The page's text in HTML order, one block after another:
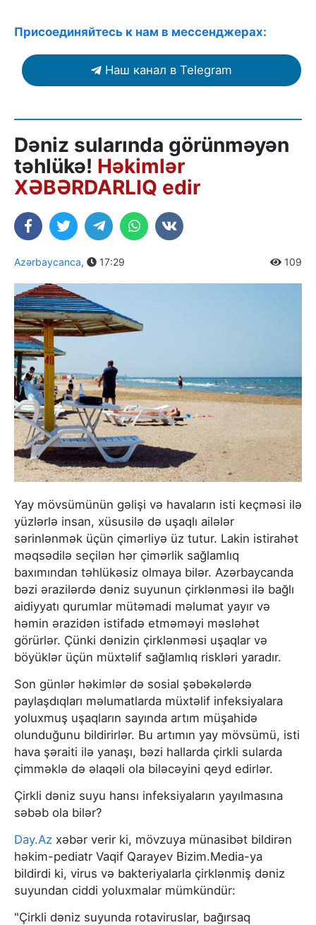
Присоединяйтесь к нам в мессенджерах:
Наш канал в Telegram
Dəniz sularında görünməyən
təhlükə! Həkimlər
XƏBƏRDARLIQ edir
Azərbaycanca, 17:29 109
Yay mövsümünün gəlişi və havaların isti keçməsi ilə
yüzlərlə insan, xüsusilə də uşaqlı ailələr
sərinlənmək üçün çimərliyə üz tutur. Lakin istirahət
məqsədilə seçilən hər çimərlik sağlamlıq
baxımından təhlükəsiz olmaya bilər. Azərbaycanda
bəzi ərazilərdə dəniz suyunun çirklənməsi ilə bağlı
aidiyyatı qurumlar mütəmadi məlumat yayır və
həmin ərazidən istifadə etməməyi məsləhət
görürlər. Çünki dənizin çirklənməsi uşaqlar və
böyüklər üçün müxtəlif sağlamlıq riskləri yaradır.
Son günlər həkimlər də sosial şəbəkələrdə
paylaşdıqları məlumatlarda müxtəlif infeksiyalara
yoluxmuş uşaqların sayında artım müşahidə
olunduğunu bildirirlər. Bu artımın yay mövsümü, isti
hava şəraiti ilə yanaşı, bəzi hallarda çirkli sularda
çimməklə də əlaqəli ola biləcəyini qeyd edirlər.
Çirkli dəniz suyu hansı infeksiyaların yayılmasına
səbəb ola bilər?
Day.Az xəbər verir ki, mövzuya münasibət bildirən
həkim-pediatr Vaqif Qarayev Bizim.Media-ya
bildirdi ki, virus və bakteriyalarla çirklənmiş dəniz
suyundan ciddi yoluxmalar mümkündür:
"Çirkli dəniz suyunda rotaviruslar, bağırsaq